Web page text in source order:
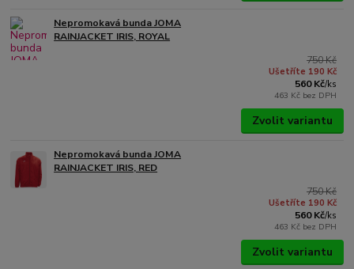
Nepromokavá bunda JOMA
RAINJACKET IRIS, ROYAL
750 Kč
Ušetříte 190 Kč
560 Kč/ks
463 Kč bez DPH
Zvolit variantu
Nepromokavá bunda JOMA
RAINJACKET IRIS, RED
750 Kč
Ušetříte 190 Kč
560 Kč/ks
463 Kč bez DPH
Zvolit variantu